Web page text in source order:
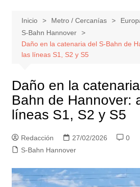
Inicio Metro / Cercanías
S-Bahn Hannover
Daño en la catenaria del S-Bahn de
las líneas S1, S2 y S5
Daño en la
Bahn de Hannover:
líneas S1, S2 y S5
Redacción 27/02/2026
0
S-Bahn Hannover